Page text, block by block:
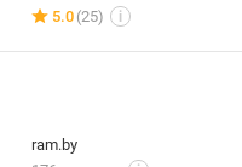
5.0 (25) i
ram.by